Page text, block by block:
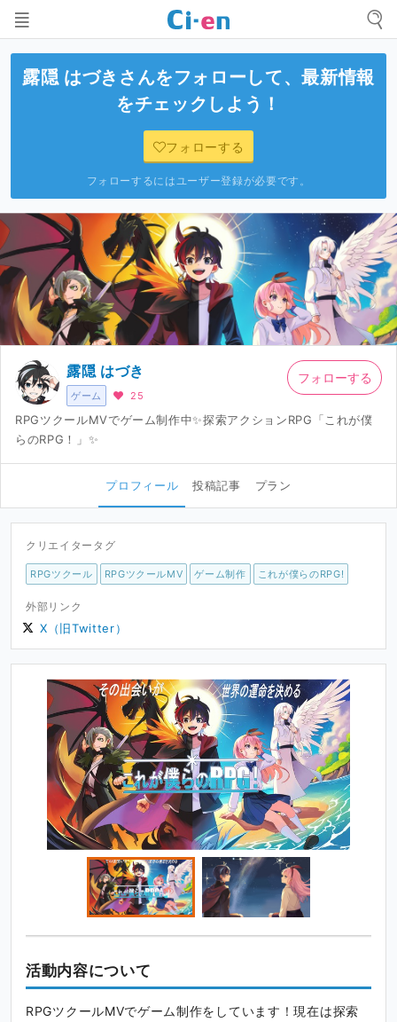
露隠 はづき さんをフォローして、最新情報
をチェックしよう！
フォローする
フォローするにはユーザー登録が必要です。
ゲーム
露隠 はづき
25
RPGツクールMVでゲーム制作中✨探索アクションRPG「これが僕
らのRPG！」✨
フォローする
プロフィール 投稿記事 プラン
クリエイタータグ
RPGツクール RPGツクールMV ゲーム制作 これが僕らのRPG!
外部リンク
X（旧Twitter）
活動内容について
RPGツクールMVでゲーム制作をしています！現在は探索